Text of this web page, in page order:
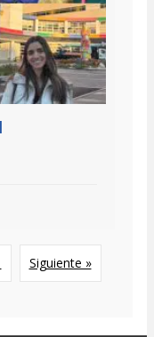
Siguiente »